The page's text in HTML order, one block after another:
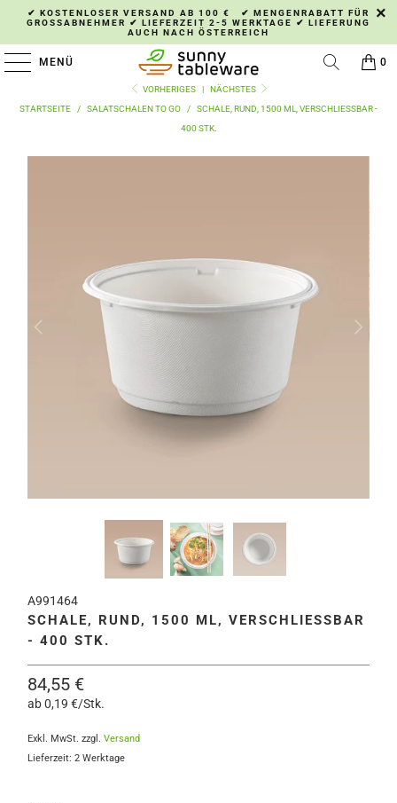
✔ KOSTENLOSER VERSAND AB 100 € ✔ MENGENRABATT FÜR
GROSSABNEHMER ✔ LIEFERZEIT 2-5 WERKTAGE ✔ LIEFERUNG A
UCH NACH ÖSTERREICH
MENÜ 0
VORHERIGES |
NÄCHSTES
STARTSEITE
/ SALATSCHALEN TO GO /
SCHALE, RUND, 1500 ML, VERSCHLIESSBAR - 4
00 STK.
A991464
SCHALE, RUND, 1500 ML, VERSCHLIESSBAR -
400 STK.
84,55 €
ab 0,19 €/Stk.
Exkl. MwSt. zzgl.Versand
Lieferzeit: 2 Werktage